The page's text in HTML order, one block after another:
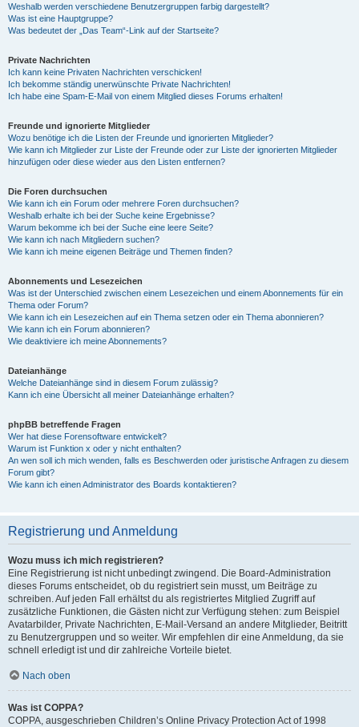
Weshalb werden verschiedene Benutzergruppen farbig dargestellt?
Was ist eine Hauptgruppe?
Was bedeutet der „Das Team“-Link auf der Startseite?
Private Nachrichten
Ich kann keine Privaten Nachrichten verschicken!
Ich bekomme ständig unerwünschte Private Nachrichten!
Ich habe eine Spam-E-Mail von einem Mitglied dieses Forums erhalten!
Freunde und ignorierte Mitglieder
Wozu benötige ich die Listen der Freunde und ignorierten Mitglieder?
Wie kann ich Mitglieder zur Liste der Freunde oder zur Liste der ignorierten Mitglieder
hinzufügen oder diese wieder aus den Listen entfernen?
Die Foren durchsuchen
Wie kann ich ein Forum oder mehrere Foren durchsuchen?
Weshalb erhalte ich bei der Suche keine Ergebnisse?
Warum bekomme ich bei der Suche eine leere Seite?
Wie kann ich nach Mitgliedern suchen?
Wie kann ich meine eigenen Beiträge und Themen finden?
Abonnements und Lesezeichen
Was ist der Unterschied zwischen einem Lesezeichen und einem Abonnements für ein
Thema oder Forum?
Wie kann ich ein Lesezeichen auf ein Thema setzen oder ein Thema abonnieren?
Wie kann ich ein Forum abonnieren?
Wie deaktiviere ich meine Abonnements?
Dateianhänge
Welche Dateianhänge sind in diesem Forum zulässig?
Kann ich eine Übersicht all meiner Dateianhänge erhalten?
phpBB betreffende Fragen
Wer hat diese Forensoftware entwickelt?
Warum ist Funktion x oder y nicht enthalten?
An wen soll ich mich wenden, falls es Beschwerden oder juristische Anfragen zu diesem
Forum gibt?
Wie kann ich einen Administrator des Boards kontaktieren?
Registrierung und Anmeldung
Wozu muss ich mich registrieren?
Eine Registrierung ist nicht unbedingt zwingend. Die Board-Administration
dieses Forums entscheidet, ob du registriert sein musst, um Beiträge zu
schreiben. Auf jeden Fall erhältst du als registriertes Mitglied Zugriff auf
zusätzliche Funktionen, die Gästen nicht zur Verfügung stehen: zum Beispiel
Avatarbilder, Private Nachrichten, E-Mail-Versand an andere Mitglieder, Beitritt
zu Benutzergruppen und so weiter. Wir empfehlen dir eine Anmeldung, da sie
schnell erledigt ist und dir zahlreiche Vorteile bietet.
Nach oben
Was ist COPPA?
COPPA, ausgeschrieben Children’s Online Privacy Protection Act of 1998